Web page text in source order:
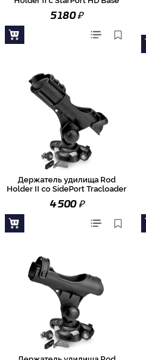
5 180₽
Держатель удилища Rod
Holder II со SidePort Tracloader
4 500₽